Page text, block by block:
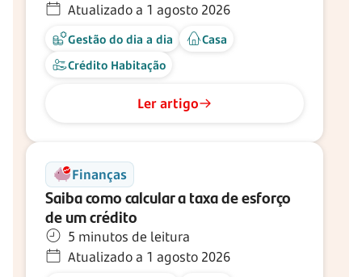
Atualizado a 1 agosto 2026
Gestão do dia a dia
Casa
Crédito Habitação
Ler artigo
Finanças
Saiba como calcular a taxa de esforço
de um crédito
5 minutos de leitura
Atualizado a 1 agosto 2026